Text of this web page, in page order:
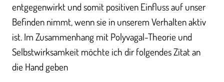
entgegenwirkt und somit positiven Einfluss auf unser
Befinden nimmt, wenn sie in unserem Verhalten aktiv
ist. Im Zusammenhang mit Polyvagal-Theorie und
Selbstwirksamkeit möchte ich dir folgendes Zitat an
die Hand geben